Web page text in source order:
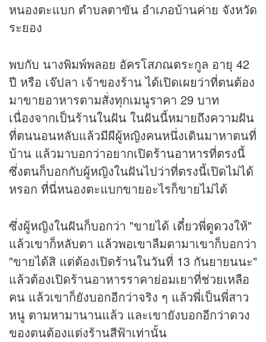
หนองตะแบก ตำบลตาขัน อำเภอบ้านค่าย จังหวัด
ระยอง
พบกับ นางพิมพ์พลอย อัครโสภณตระกูล อายุ 42
ปี หรือ เจ๊ปลา เจ้าของร้าน ได้เปิดเผยว่าที่ตนต้อง
มาขายอาหารตามสั่งทุกเมนูราคา 29 บาท
เนื่องจากเป็นร้านในฝัน ในฝันนี้หมายถึงความฝัน
ที่ตนนอนหลับแล้วมีผีผู้หญิงคนหนึ่งเดินมาหาตนที่
บ้าน แล้วมาบอกว่าอยากเปิดร้านอาหารที่ตรงนี้
ซึ่งตนก็บอกกับผู้หญิงในฝันไปว่าที่ตรงนี้เปิดไม่ได้
หรอก ที่นี่หนองตะแบกขายอะไรก็ขายไม่ได้
ซึ่งผู้หญิงในฝันก็บอกว่า "ขายได้ เดี๋ยวพี่ดูดวงให้"
แล้วเขาก็หลับตา แล้วพอเขาลืมตามาเขาก็บอกว่า
"ขายได้สิ แต่ต้องเปิดร้านในวันที่ 13 กันยายนนะ"
แล้วต้องเปิดร้านอาหารราคาย่อมเยาที่ช่วยเหลือ
คน แล้วเขาก็ยังบอกอีกว่าจริง ๆ แล้วพี่เป็นพี่สาว
หนู ตามหามานานแล้ว และเขายังบอกอีกว่าดวง
ของตนต้องแต่งร้านสีฟ้าเท่านั้น